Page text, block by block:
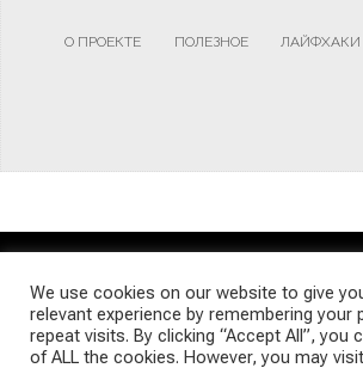
О ПРОЕКТЕ ПОЛЕЗНОЕ ЛАЙФХАКИ
TERMS AND CONDITIONS PRIVACY
© Emigrants Life WordPress Theme
We use cookies on our website to give
relevant experience by remembering your
repeat visits. By clicking “Accept All”, you
of ALL the cookies. However, you may